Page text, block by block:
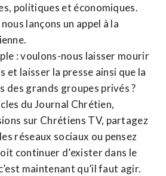
politiques et économiques.
lançons un appel à la
: voulons-nous laisser mourir
et laisser la presse ainsi que la
des grands groupes privés ?
du Journal Chrétien,
sur Chrétiens TV, partagez
réseaux sociaux ou pensez
continuer d’exister dans le
maintenant qu’il faut agir.